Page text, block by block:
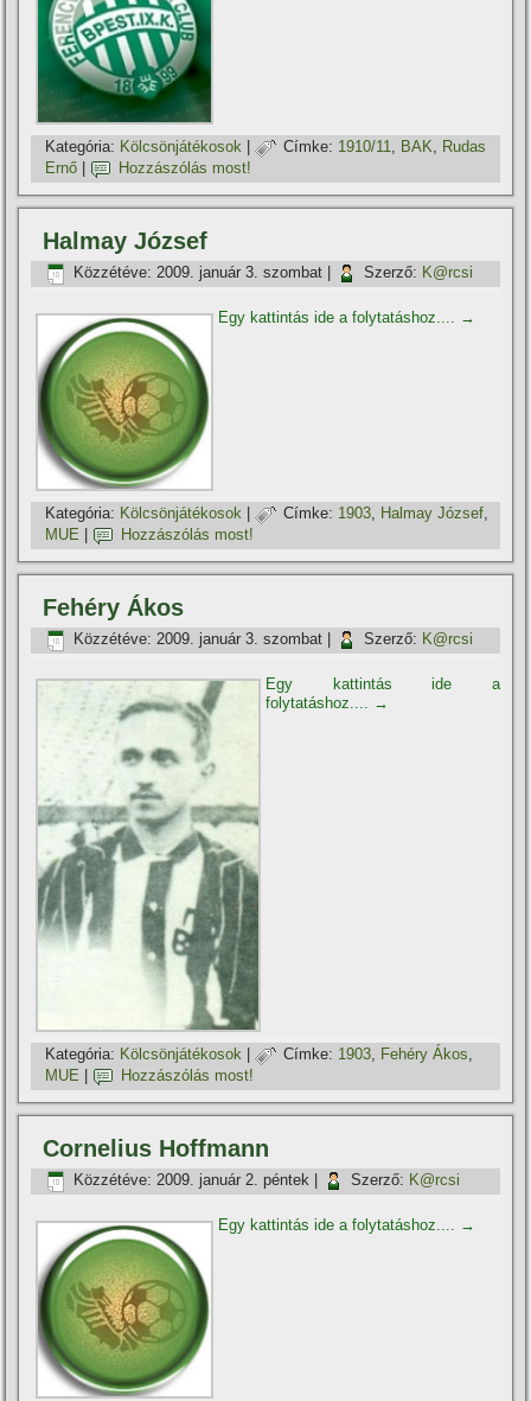
Kategória: Kölcsönjátékosok | Címke: 1910/11, BAK, Rudas
Ernő
Hozzászólás most!
Halmay József
Közzétéve: 2009. január 3. szombat Szerző: K@rcsi
Egy kattintás ide a folytatáshoz.... →
Kategória: Kölcsönjátékosok Címke: 1903 Halmay József
MUE
Hozzászólás most!
Fehéry Ákos
Közzétéve: 2009. január 3. szombat Szerző: K@rcsi
Egy kattintás ide a
folytatáshoz....
→
Kategória: Kölcsönjátékosok | Címke: 1903, Fehéry Ákos,
MUE
Hozzászólás most!
Cornelius Hoffmann
Közzétéve: 2009. január 2. péntek Szerző: K@rcsi
Egy kattintás ide a folytatáshoz.... →